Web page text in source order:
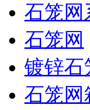
石笼网
石笼网
镀锌石
石笼网